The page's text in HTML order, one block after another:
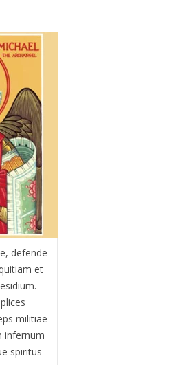
defende
et
militiae
infernum
spiritus